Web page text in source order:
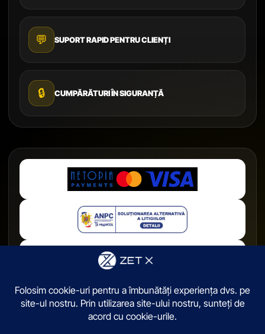
💬 SUPORT RAPID PENTRU CLIENȚI
🔒 CUMPĂRĂTURI ÎN SIGURANȚĂ